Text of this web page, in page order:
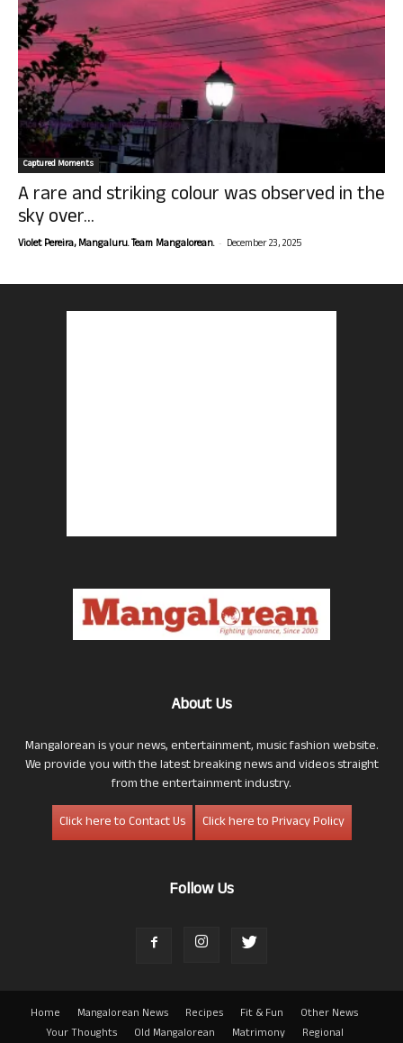
Captured Moments
A rare and striking colour was observed in the
sky over...
Violet Pereira, Mangaluru. Team Mangalorean. - December 23, 2025
About Us
Mangalorean is your news, entertainment, music fashion website.
We provide you with the latest breaking news and videos straight
from the entertainment industry.
Click here to Contact Us
Click here to Privacy Policy
Follow Us
Home Mangalorean News Recipes Fit & Fun
Other News
Your Thoughts
Old Mangalorean Matrimony Regional